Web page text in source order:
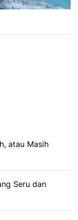
atau Masih
Seru dan